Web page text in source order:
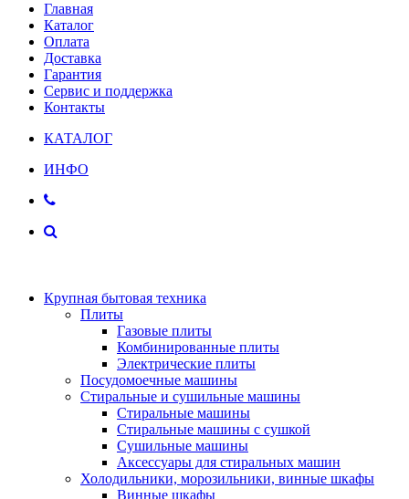
Главная
Каталог
Оплата
Доставка
Гарантия
Сервис и поддержка
Контакты
КАТАЛОГ
ИНФО
Крупная бытовая техника
Плиты
Газовые плиты
Комбинированные плиты
Электрические плиты
Посудомоечные машины
Стиральные и сушильные машины
Стиральные машины
Стиральные машины с сушкой
Сушильные машины
Аксессуары для стиральных машин
Холодильники, морозильники, винные шкафы
Винные шкафы